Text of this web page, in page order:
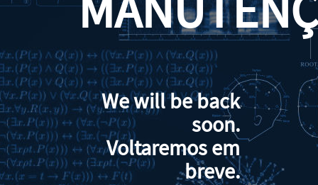
We will be back
soon.
Voltaremos em
breve.